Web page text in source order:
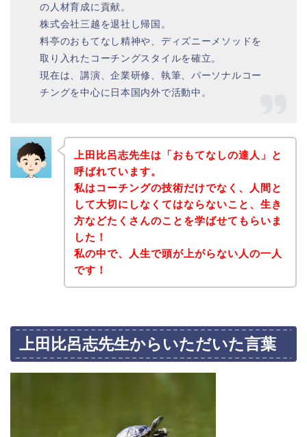
の人材育成に貢献。
株式会社三越を退社し帰国。
料亭のおもてなし精神や、ディズニーメソッドを
取り入れたコーチングスタイルを確立。
現在は、講演、企業研修、執筆、パーソナルコー
チングを中心に日本国内外で活動中。
上田比呂志先生は「おもてなしの達人」と
呼ばれています。
私はコーチングの技術だけでなく、人間と
して大切にしなくてはならないこと、生き
方などたくさんのことを学ばせてもらいま
した！
私の中で、人生で頭が上がらない人の一人
です！
上田比呂志先生からいただいた言葉